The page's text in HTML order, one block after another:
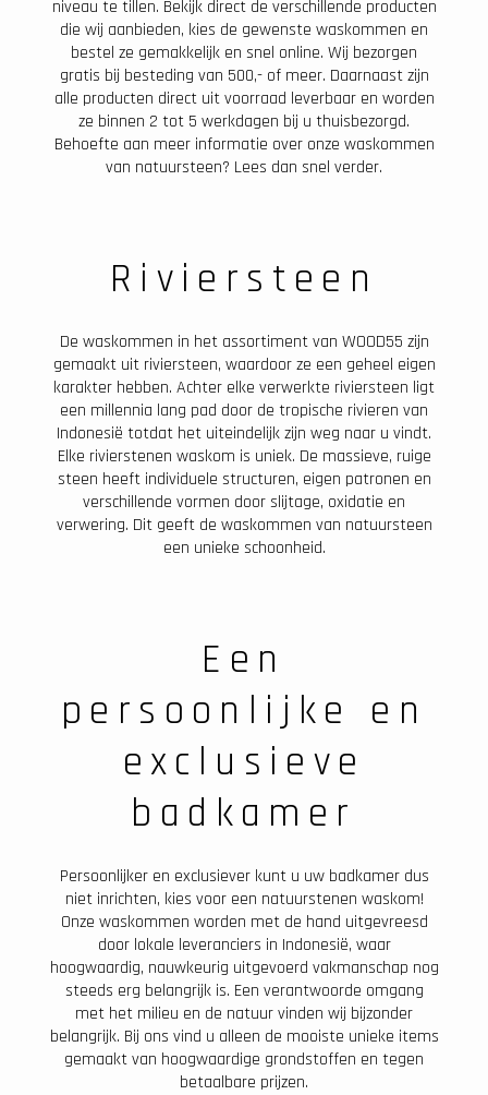
niveau te tillen. Bekijk direct de verschillende producten
die wij aanbieden, kies de gewenste waskommen en
bestel ze gemakkelijk en snel online. Wij bezorgen
gratis bij besteding van 500,- of meer. Daarnaast zijn
alle producten direct uit voorraad leverbaar en worden
ze binnen 2 tot 5 werkdagen bij u thuisbezorgd.
Behoefte aan meer informatie over onze waskommen
van natuursteen? Lees dan snel verder.
Riviersteen
De waskommen in het assortiment van WOOD55 zijn
gemaakt uit riviersteen, waardoor ze een geheel eigen
karakter hebben. Achter elke verwerkte riviersteen ligt
een millennia lang pad door de tropische rivieren van
Indonesië totdat het uiteindelijk zijn weg naar u vindt.
Elke rivierstenen waskom is uniek. De massieve, ruige
steen heeft individuele structuren, eigen patronen en
verschillende vormen door slijtage, oxidatie en
verwering. Dit geeft de waskommen van natuursteen
een unieke schoonheid.
Een
persoonlijke en
exclusieve
badkamer
Persoonlijker en exclusiever kunt u uw badkamer dus
niet inrichten, kies voor een natuurstenen waskom!
Onze waskommen worden met de hand uitgevreesd
door lokale leveranciers in Indonesië, waar
hoogwaardig, nauwkeurig uitgevoerd vakmanschap nog
steeds erg belangrijk is. Een verantwoorde omgang
met het milieu en de natuur vinden wij bijzonder
belangrijk. Bij ons vind u alleen de mooiste unieke items
gemaakt van hoogwaardige grondstoffen en tegen
betaalbare prijzen.